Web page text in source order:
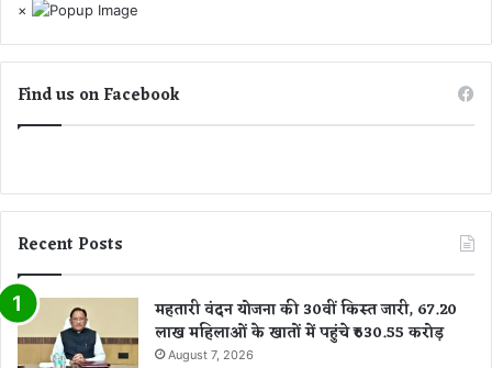
आ
खि
री
सां
×
Find us on Facebook
Recent Posts
महतारी वंदन योजना की 30वीं किस्त जारी, 67.20
लाख महिलाओं के खातों में पहुंचे ₹630.55 करोड़
August 7, 2026